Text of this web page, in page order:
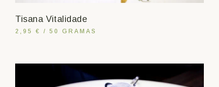
Tisana Vitalidade
2,95 € / 50 GRAMAS